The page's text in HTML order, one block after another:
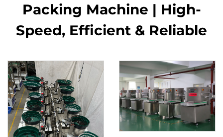
Packing Machine | High-
Speed, Efficient & Reliable